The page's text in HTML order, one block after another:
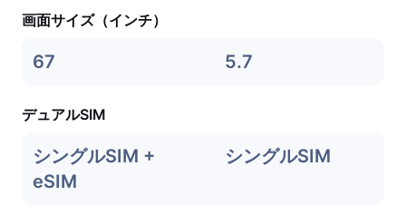
画面サイズ（インチ）
67 5.7
デュアルSIM
シングルSIM +
eSIM
シングルSIM